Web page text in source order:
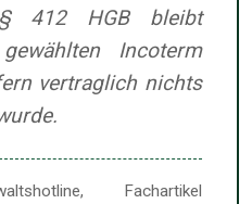
412 HGB bleibt
Incoterm
vertraglich nichts
Fachartikel